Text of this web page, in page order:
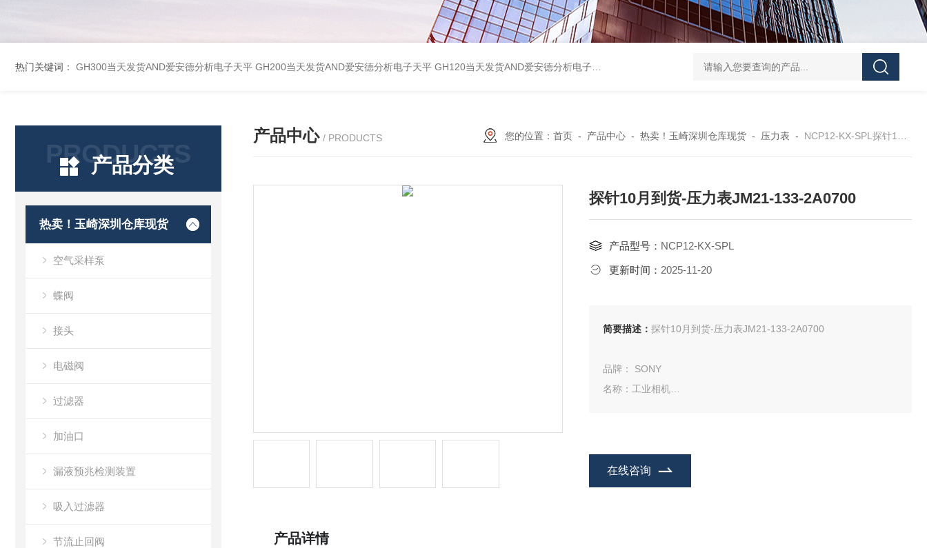
热门关键词： GH300当天发货AND爱安德分析电子天平 GH200当天发货AND爱安德分析电子天平 GH120当天发货AND爱安德分析电子天平 GH252当天发货AND爱安德分析电子天平 SJ-210当天发货三丰/Mitutoyo
PRODUCTS
产品分类
热卖！玉崎深圳仓库现货
空气采样泵
蝶阀
接头
电磁阀
过滤器
加油口
漏液预兆检测装置
吸入过滤器
节流止回阀
产品中心 / PRODUCTS 您的位置： 首页- 产品中心- 热卖！玉崎深圳仓库现货- 压力表 - NCP12-KX-SPL探针10月到货-压力表JM21-133-2A0700
探针10月到货-压力表JM21-133-2A0700
产品型号： NCP12-KX-SPL
更新时间： 2025-11-20
简要描述： 探针10月到货-压力表JM21-133-2A0700
品牌： SONY
名称：工业相机
在线咨询
产品详情